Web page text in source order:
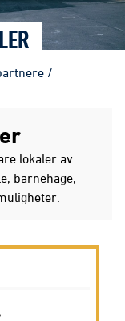
/
lokaler av
barnehage,